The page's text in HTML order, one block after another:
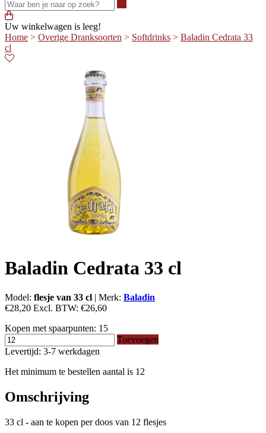
Uw winkelwagen is leeg!
Home > Overige Dranksoorten > Softdrinks > Baladin Cedrata 33
cl
Baladin Cedrata 33 cl
Model: flesje van 33 cl | Merk: Baladin
€28,20 Excl. BTW: €26,60
Kopen met spaarpunten: 15
Toevoegen
Levertijd: 3-7 werkdagen
Het minimum te bestellen aantal is 12
Omschrijving
33 cl - aan te kopen per doos van 12 flesjes